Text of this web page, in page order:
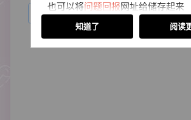
也可以将问题回报网址给储存起来
里面会放置目前所有最新的站点网址
以防被迷失回不了家喔！
感谢小伙伴们的支持
知道了 阅读
第5章...